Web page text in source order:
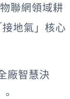
聯網領域耕
地氣」核心
廠智慧決